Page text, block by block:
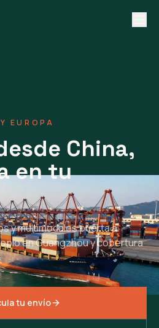
EUROPA
China,
en tu
y multimodales puerta a
en Guangzhou y cobertura
tu envío